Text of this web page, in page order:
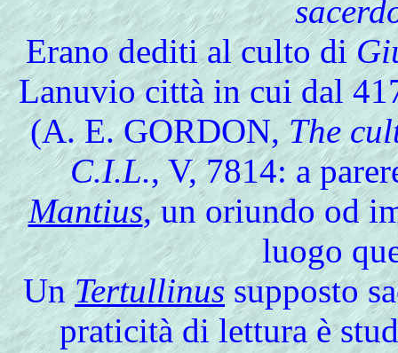
Erano dediti al culto di
Lanuvio città in cui dal
(A. E. GORDON,The
C.I.L., V, 7814: a
Mantius, un oriundo od
luogo
UnTertullinussupposto
praticità di lettura è